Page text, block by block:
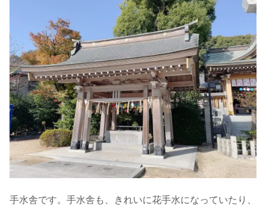
手水舎です。手水舎も、きれいに花手水になっていたり、